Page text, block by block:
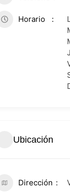
Horario
Ubicación
Dirección